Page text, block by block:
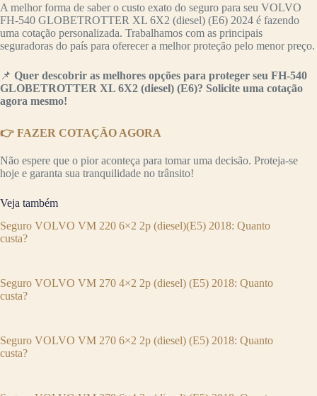
A melhor forma de saber o custo exato do seguro para seu VOLVO
FH-540 GLOBETROTTER XL 6X2 (diesel) (E6) 2024 é fazendo
uma cotação personalizada. Trabalhamos com as principais
seguradoras do país para oferecer a melhor proteção pelo menor preço.
📌 Quer descobrir as melhores opções para proteger seu FH-540
GLOBETROTTER XL 6X2 (diesel) (E6)? Solicite uma cotação
agora mesmo!
👉 FAZER COTAÇÃO AGORA
Não espere que o pior aconteça para tomar uma decisão. Proteja-se
hoje e garanta sua tranquilidade no trânsito!
Veja também
Seguro VOLVO VM 220 6×2 2p (diesel)(E5) 2018: Quanto
custa?
Seguro VOLVO VM 270 4×2 2p (diesel) (E5) 2018: Quanto
custa?
Seguro VOLVO VM 270 6×2 2p (diesel) (E5) 2018: Quanto
custa?